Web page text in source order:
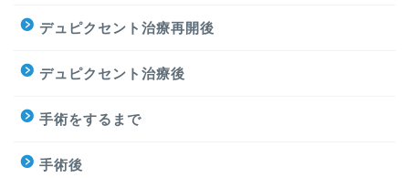
デュピクセント治療再開後
デュピクセント治療後
手術をするまで
手術後